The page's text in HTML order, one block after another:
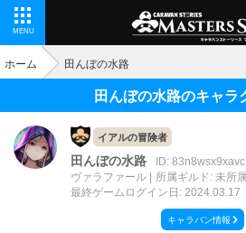
MENU
ホーム 田んぼの水路
田んぼの水路のキャラ
イアルの冒険者
田んぼの水路
ID: 83n8wsx9xavc
ヴァラファール
所属ギルド: 未所属
最終ゲームログイン日: 2024.03.17
キャラバン情報